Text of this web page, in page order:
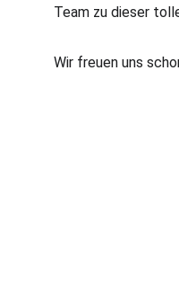
Team zu dieser
Wir freuen uns